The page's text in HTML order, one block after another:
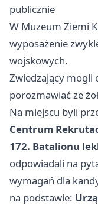
publicznie
W Muzeum Ziemi
wyposażenie
wojskowych.
Zwiedzający mogli
porozmawiać ze
Na miejscu byli
Centrum
172. Batalionu
odpowiadali na
wymagań dla
na podstawie: